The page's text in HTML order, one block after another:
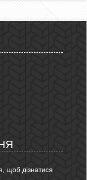
щоб дізнатися